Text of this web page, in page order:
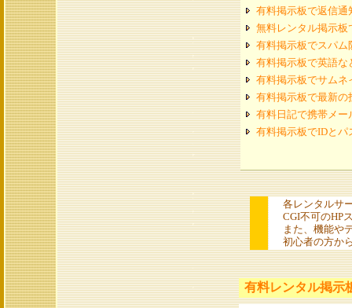
有料掲示板で返信通
無料レンタル掲示板
有料掲示板でスパム
有料掲示板で英語な
有料掲示板でサムネ
有料掲示板で最新の
有料日記で携帯メー
有料掲示板でIDとパ
各レンタルサ
CGI不可のHP
また、機能や
初心者の方か
有料レンタル掲示